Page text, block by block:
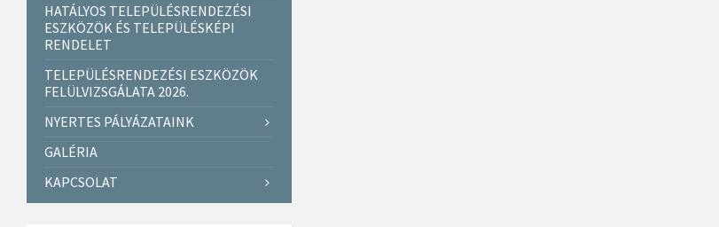
HATÁLYOS TELEPÜLÉSRENDEZÉSI
ESZKÖZÖK ÉS TELEPÜLÉSKÉPI
RENDELET
TELEPÜLÉSRENDEZÉSI ESZKÖZÖK
FELÜLVIZSGÁLATA 2026.
NYERTES PÁLYÁZATAINK
GALÉRIA
KAPCSOLAT